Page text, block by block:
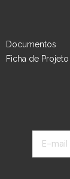
Documentos
Ficha de Projeto